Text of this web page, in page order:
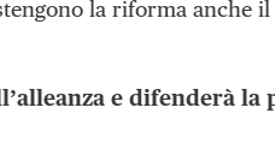
la riforma anche
e difenderà